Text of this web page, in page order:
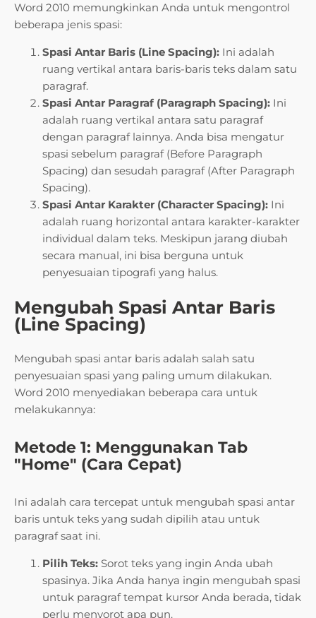
Word 2010 memungkinkan Anda untuk mengontrol
beberapa jenis spasi:
Spasi Antar Baris (Line Spacing): Ini adalah
ruang vertikal antara baris-baris teks dalam satu
paragraf.
Spasi Antar Paragraf (Paragraph Spacing): Ini
adalah ruang vertikal antara satu paragraf
dengan paragraf lainnya. Anda bisa mengatur
spasi sebelum paragraf (Before Paragraph
Spacing) dan sesudah paragraf (After Paragraph
Spacing).
Spasi Antar Karakter (Character Spacing): Ini
adalah ruang horizontal antara karakter-karakter
individual dalam teks. Meskipun jarang diubah
secara manual, ini bisa berguna untuk
penyesuaian tipografi yang halus.
Mengubah Spasi Antar Baris
(Line Spacing)
Mengubah spasi antar baris adalah salah satu
penyesuaian spasi yang paling umum dilakukan.
Word 2010 menyediakan beberapa cara untuk
melakukannya:
Metode 1: Menggunakan Tab
"Home" (Cara Cepat)
Ini adalah cara tercepat untuk mengubah spasi antar
baris untuk teks yang sudah dipilih atau untuk
paragraf saat ini.
Pilih Teks: Sorot teks yang ingin Anda ubah
spasinya. Jika Anda hanya ingin mengubah spasi
untuk paragraf tempat kursor Anda berada, tidak
perlu menyorot apa pun.